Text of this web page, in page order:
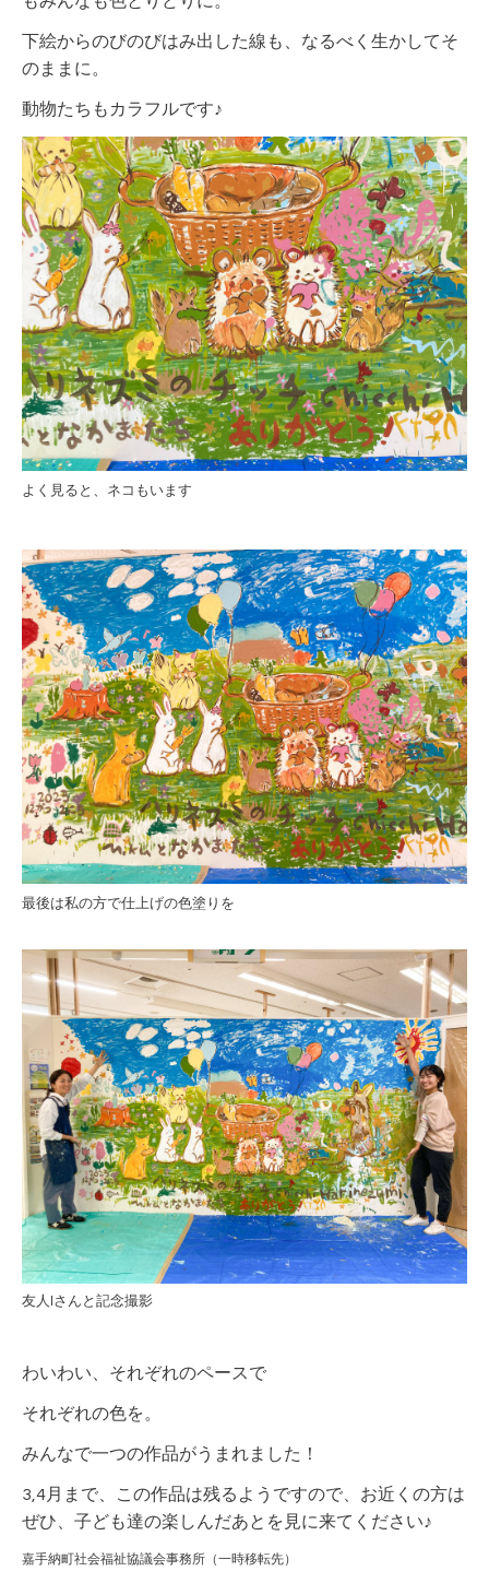
下絵からのびのびはみ出した線も、なるべく生かしてそ
のままに。
動物たちもカラフルです♪
よく見ると、ネコもいます
最後は私の方で仕上げの色塗りを
友人Iさんと記念撮影
わいわい、それぞれのペースで
それぞれの色を。
みんなで一つの作品がうまれました！
3,4月まで、この作品は残るようですので、お近くの方は
ぜひ、子ども達の楽しんだあとを見に来てください♪
嘉手納町社会福祉協議会事務所（一時移転先）